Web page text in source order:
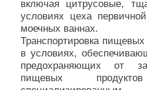
включая цитрусовые,
условиях цеха
моечных ваннах.
Транспортировка
в условиях,
предохраняющих от
пищевых